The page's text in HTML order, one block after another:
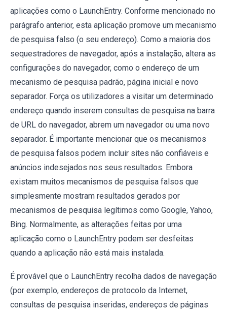
aplicações como o LaunchEntry. Conforme mencionado no
parágrafo anterior, esta aplicação promove um mecanismo
de pesquisa falso (o seu endereço). Como a maioria dos
sequestradores de navegador, após a instalação, altera as
configurações do navegador, como o endereço de um
mecanismo de pesquisa padrão, página inicial e novo
separador. Força os utilizadores a visitar um determinado
endereço quando inserem consultas de pesquisa na barra
de URL do navegador, abrem um navegador ou uma novo
separador. É importante mencionar que os mecanismos
de pesquisa falsos podem incluir sites não confiáveis ​​e
anúncios indesejados nos seus resultados. Embora
existam muitos mecanismos de pesquisa falsos que
simplesmente mostram resultados gerados por
mecanismos de pesquisa legítimos como Google, Yahoo,
Bing. Normalmente, as alterações feitas por uma
aplicação como o LaunchEntry podem ser desfeitas
quando a aplicação não está mais instalada.
É provável que o LaunchEntry recolha dados de navegação
(por exemplo, endereços de protocolo da Internet,
consultas de pesquisa inseridas, endereços de páginas